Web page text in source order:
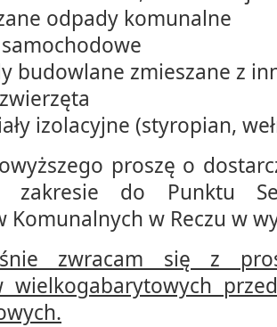
odpady komunalne
budowlane zmieszane z
izolacyjne (styropian,
proszę o
zakresie do Punktu
Komunalnych w Reczu w
zwracam się z
wielkogabarytowych